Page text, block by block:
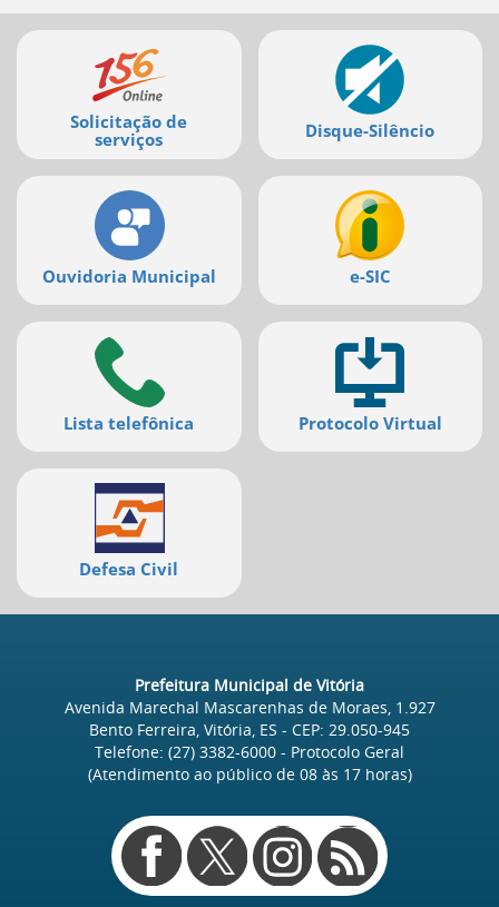
Mais
serviços
Solicitação de
serviços
Disque-Silêncio
Ouvidoria Municipal e-SIC
Lista telefônica Protocolo Virtual
Defesa Civil
Prefeitura Municipal de Vitória
Avenida Marechal Mascarenhas de Moraes, 1.927
Bento Ferreira, Vitória, ES - CEP: 29.050-945
Telefone: (27) 3382-6000 - Protocolo Geral
(Atendimento ao público de 08às 17horas)